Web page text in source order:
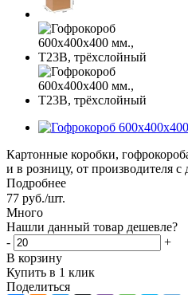
Картонные коробки,
и в розницу, от производителя
Подробнее
77 руб./шт.
Много
Нашли данный товар дешевле?
-
+
В корзину
Купить в 1 клик
Поделиться